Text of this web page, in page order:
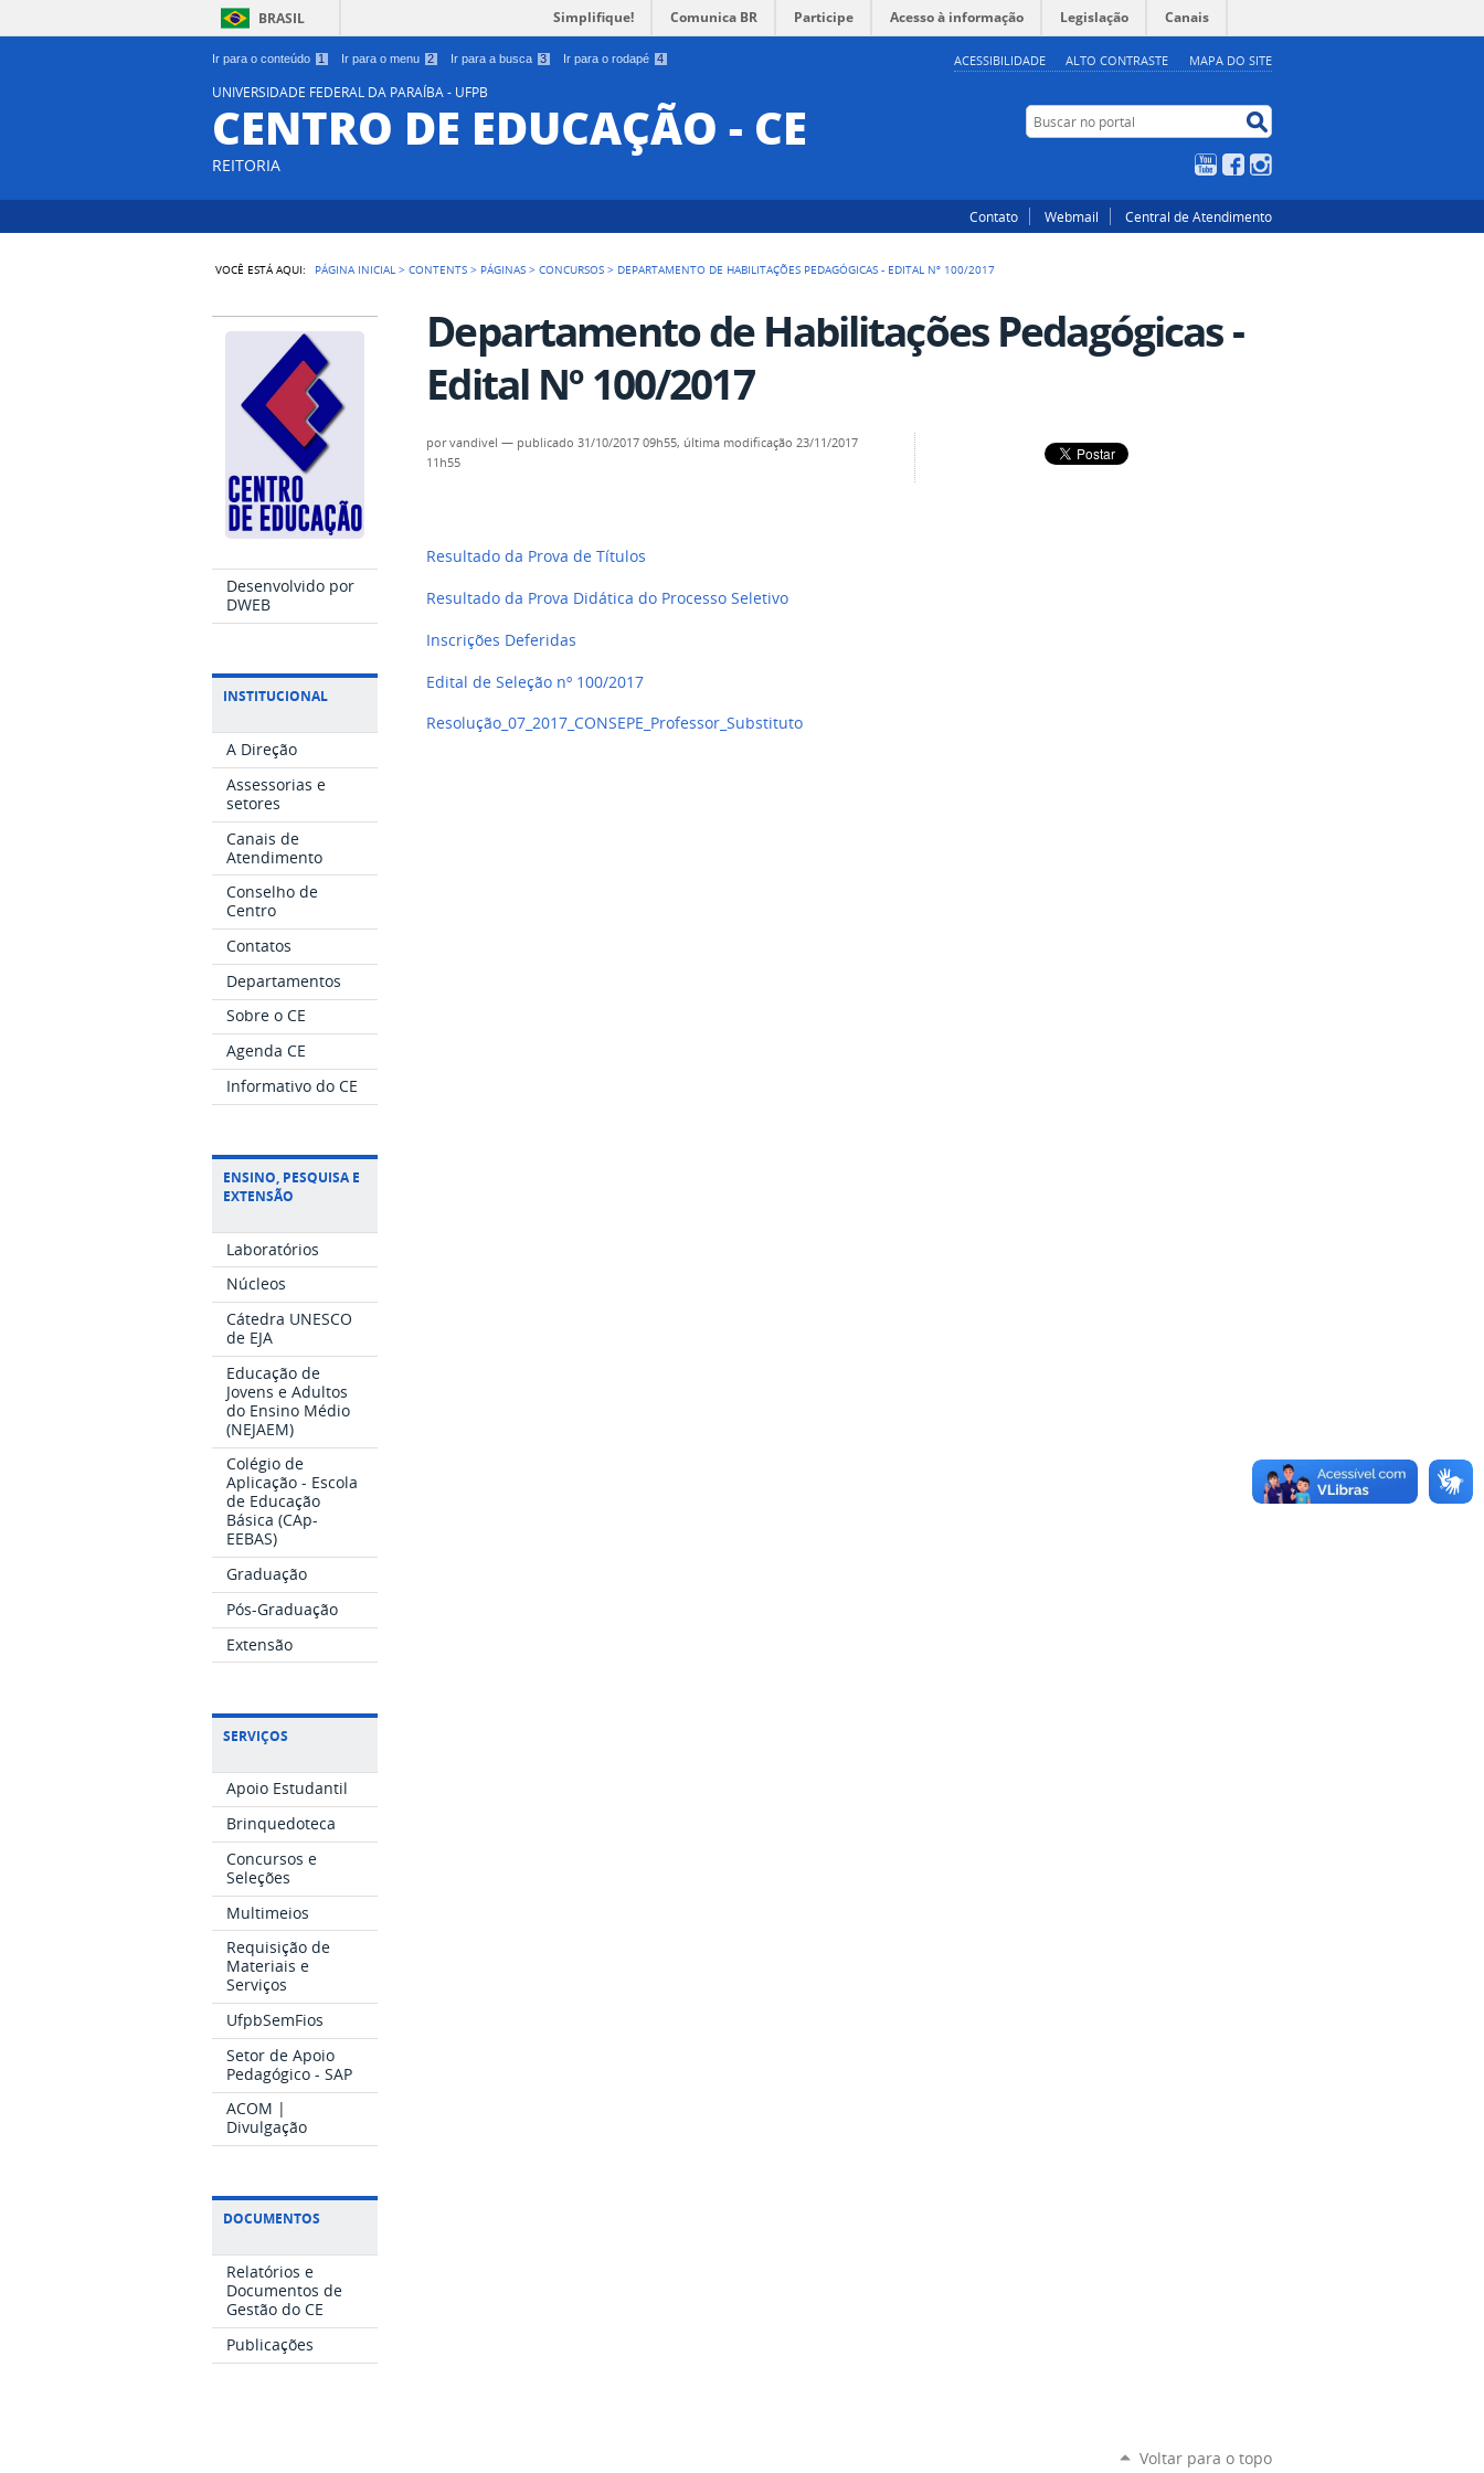
Ir para o conteúdo 1 Ir para o menu 2 Ir para a busca 3 Ir para o rodapé 4 ACESSIBILIDADE ALTO CONTRASTE MAPA DO SITE
BRASIL Simplifique! Comunica BR Participe Acesso à informação Legislação Canais
UNIVERSIDADE FEDERAL DA PARAÍBA - UFPB
CENTRO DE EDUCAÇÃO - CE
REITORIA
Buscar no portal
YouTubeFacebook
Contato Webmail Central de Atendimento
VOCÊ ESTÁ AQUI: PÁGINA INICIAL >CONTENTS > PÁGINAS >CONCURSOS > DEPARTAMENTO DE HABILITAÇÕES PEDAGÓGICAS - EDITAL Nº 100/2017
Desenvolvido por
DWEB
INSTITUCIONAL
A Direção
Assessorias e
setores
Canais de
Atendimento
Conselho de
Centro
Contatos
Departamentos
Sobre o CE
Agenda CE
Informativo do CE
ENSINO, PESQUISA E
EXTENSÃO
Laboratórios
Núcleos
Cátedra UNESCO
de EJA
Educação de
Jovens e Adultos
do Ensino Médio
(NEJAEM)
Colégio de
Aplicação - Escola
de Educação
Básica (CAp-
EEBAS)
Graduação
Pós-Graduação
Extensão
SERVIÇOS
Apoio Estudantil
Brinquedoteca
Concursos e
Seleções
Multimeios
Requisição de
Materiais e
Serviços
UfpbSemFios
Setor de Apoio
Pedagógico - SAP
ACOM |
Divulgação
DOCUMENTOS
Relatórios e
Documentos de
Gestão do CE
Publicações
Departamento de Habilitações Pedagógicas -
Edital Nº 100/2017
porvandivel — publicado 31/10/2017 09h55, última modificação 23/11/2017
11h55
Resultado da Prova de Títulos
Resultado da Prova Didática do Processo Seletivo
Inscrições Deferidas
Edital de Seleção nº 100/2017
Resolução_07_2017_CONSEPE_Professor_Substituto
Voltar para o topo